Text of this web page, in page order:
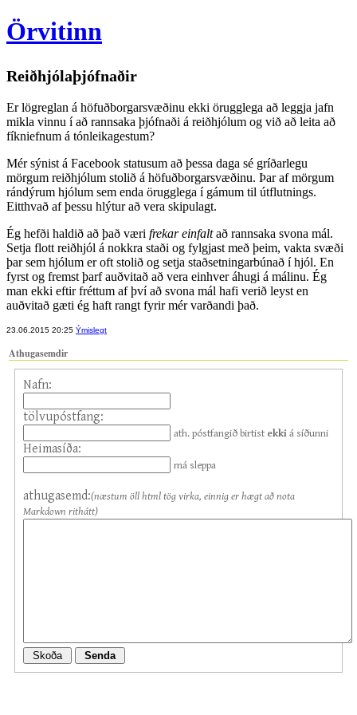
Örvitinn
Reiðhjólaþjófnaðir
Er lögreglan á höfuðborgarsvæðinu ekki örugglega að leggja jafn
mikla vinnu í að rannsaka þjófnaði á reiðhjólum og við að leita að
fíkniefnum á tónleikagestum?
Mér sýnist á Facebook statusum að þessa daga sé gríðarlegu
mörgum reiðhjólum stolið á höfuðborgarsvæðinu. Þar af mörgum
rándýrum hjólum sem enda örugglega í gámum til útflutnings.
Eitthvað af þessu hlýtur að vera skipulagt.
Ég hefði haldið að það væri frekar einfaltað rannsaka svona mál.
Setja flott reiðhjól á nokkra staði og fylgjast með þeim, vakta svæði
þar sem hjólum er oft stolið og setja staðsetningarbúnað í hjól. En
fyrst og fremst þarf auðvitað að vera einhver áhugi á málinu. Ég
man ekki eftir fréttum af því að svona mál hafi verið leyst en
auðvitað gæti ég haft rangt fyrir mér varðandi það.
23.06.2015 20:25 Ýmislegt
Athugasemdir
Nafn:
tölvupóstfang:
ath. póstfangið birtist ekkiá síðunni
Heimasíða:
má sleppa
athugasemd:(næstum öll html tög virka, einnig er hægt að nota
Markdown rithátt)